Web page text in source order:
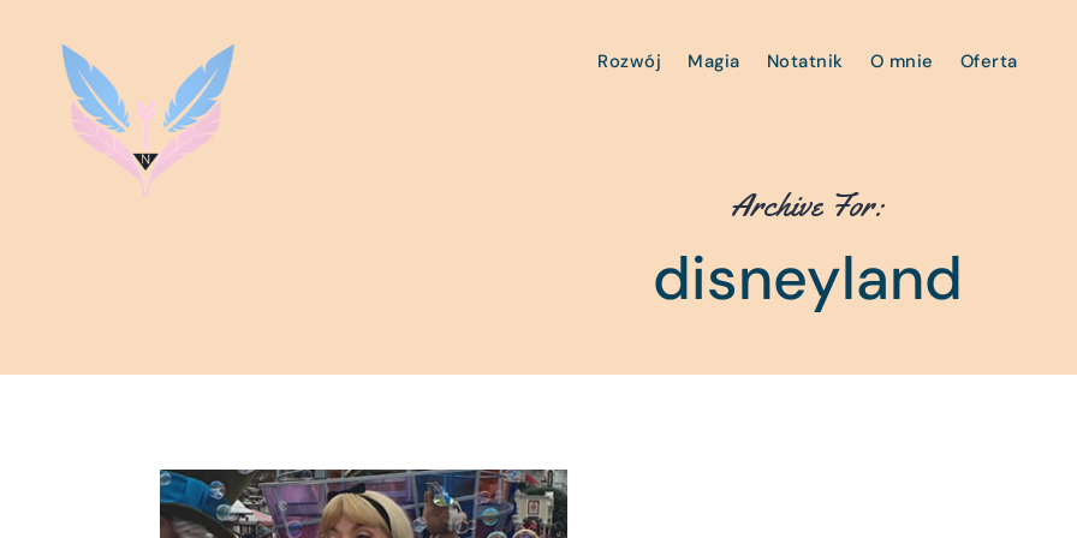
Rozwój Magia Notatnik O mnie Oferta
Archive For:
disneyland